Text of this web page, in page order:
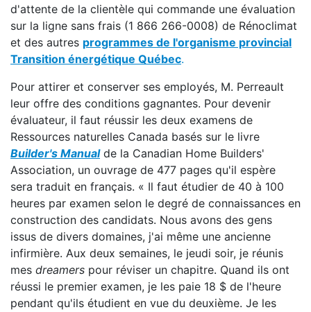
d'attente de la clientèle qui commande une évaluation
sur la ligne sans frais (1 866 266-0008) de Rénoclimat
et des autres programmes de l'organisme provincial
Transition énergétique Québec.
Pour attirer et conserver ses employés, M. Perreault
leur offre des conditions gagnantes. Pour devenir
évaluateur, il faut réussir les deux examens de
Ressources naturelles Canada basés sur le livre
Builder's Manualde la Canadian Home Builders'
Association, un ouvrage de 477 pages qu'il espère
sera traduit en français. « Il faut étudier de 40 à 100
heures par examen selon le degré de connaissances en
construction des candidats. Nous avons des gens
issus de divers domaines, j'ai même une ancienne
infirmière. Aux deux semaines, le jeudi soir, je réunis
mes dreamers pour réviser un chapitre. Quand ils ont
réussi le premier examen, je les paie 18 $ de l'heure
pendant qu'ils étudient en vue du deuxième. Je les